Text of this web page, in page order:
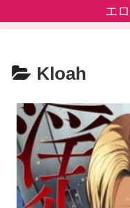
エ
Kloah